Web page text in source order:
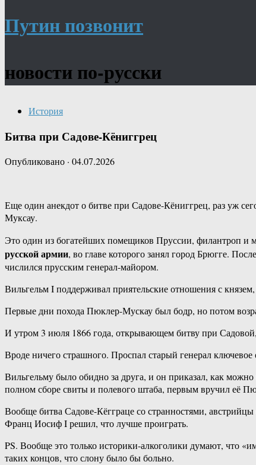
Путин позвонит
новости по-русски
История
Битва при Садове-Кёниггрец
Опубликовано · 04.07.2026
Еще один анекдот о битве при Садове-Кёниггрец, раз уж
Муксау.
Это один из богатейших помещиков Пруссии, филантроп и
русской армии, во главе которого занял город Брюгге.
числился прусским генерал-майором.
Вильгельм I поддерживал приятельские отношения с
Первые дни похода Пюклер-Мускау был бодр, но потом
И утром 3 июля 1866 года, открывающем битву при
Вроде ничего страшного. Проспал старый генерал
Вильгельму было обидно за друга, и он приказал, как можно
полном сборе свиты и полевого штаба, первым вручил её
Вообще битва Садове-Кёгграце со странностями,
Франц Иосиф I решил, что лучше проиграть.
PS. Вообще это только историки-алкоголики думают, что
таких концов, что слону было бы больно.